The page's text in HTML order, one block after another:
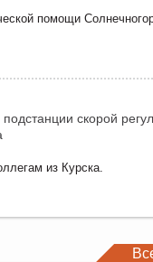
помощи
скорой
из Курска.